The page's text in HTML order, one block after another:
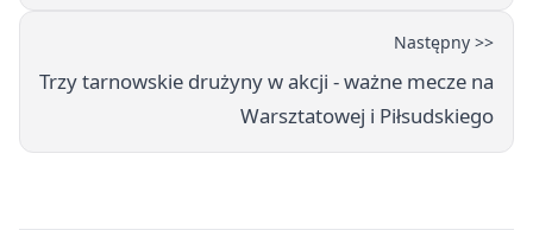
Następny >>
Trzy tarnowskie drużyny w akcji - ważne mecze na
Warsztatowej i Piłsudskiego